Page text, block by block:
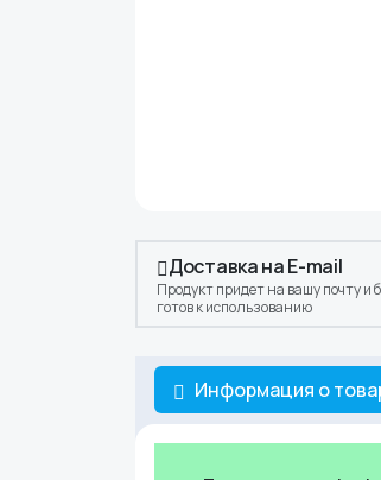
Доставка на E-mail
Продукт придет на вашу почту и
готов к использованию
Информация о